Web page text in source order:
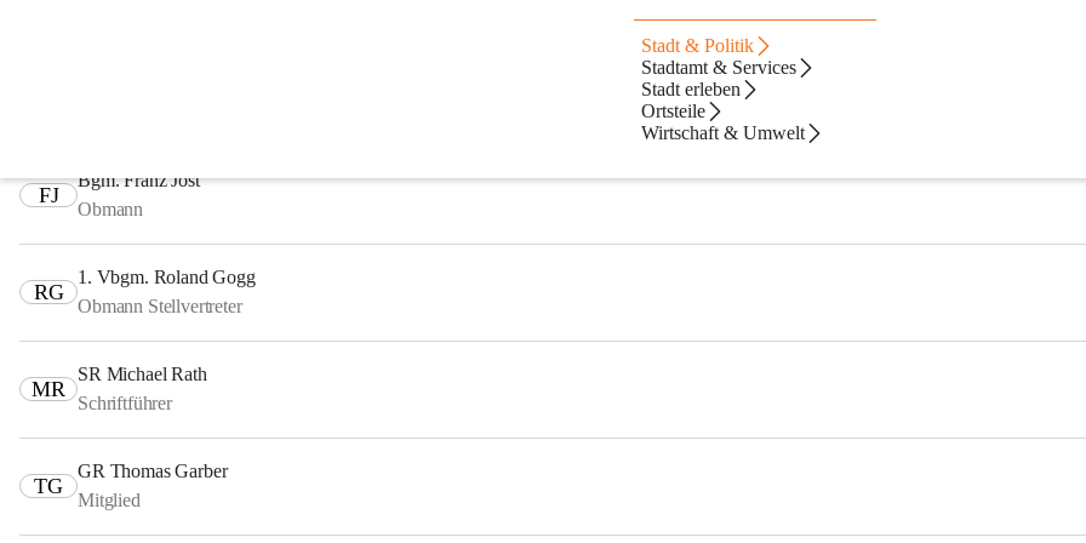
Stadt & Politik
Stadtamt & Services
Stadt erleben
Ortsteile
Wirtschaft & Umwelt
FJ
Bgm. Franz Jost
Obmann
RG
1. Vbgm. Roland Gogg
Obmann Stellvertreter
MR
SR Michael Rath
Schriftführer
TG
GR Thomas Garber
Mitglied